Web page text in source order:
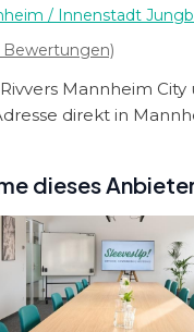
/ Innenstadt
Bewertungen)
Mannheim
direkt in
dieses